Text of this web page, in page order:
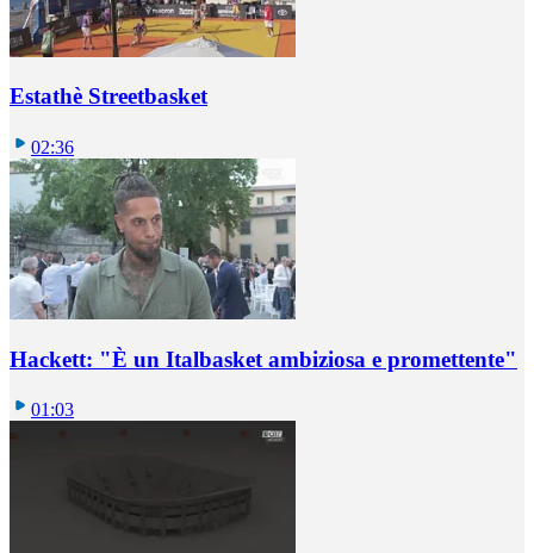
Estathè Streetbasket
02:36
Hackett: "È un Italbasket ambiziosa e promettente"
01:03